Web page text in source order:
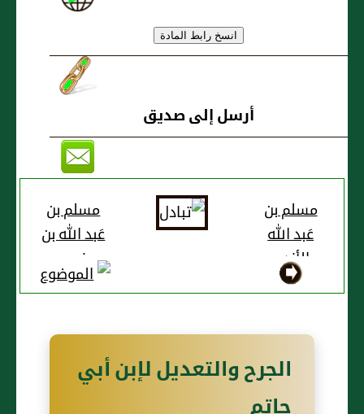
أرسل إلى صديق
مسلم بن
عَبد الله
الأزدي
مسلم بن
عَبد الله بن
خبيب
الجُهني
الجرح والتعديل لإبن أبي